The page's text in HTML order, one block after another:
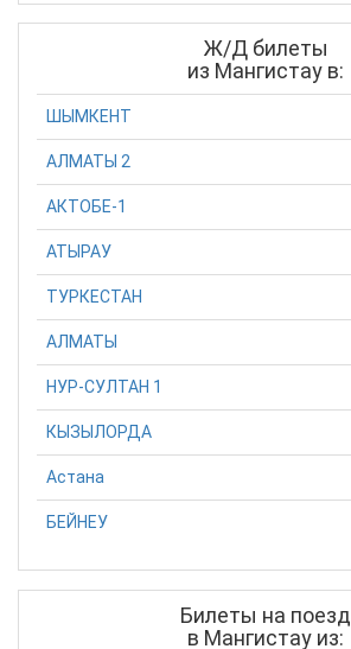
Ж/Д билеты
из Мангистау в:
ШЫМКЕНТ
АЛМАТЫ 2
АКТОБЕ-1
АТЫРАУ
ТУРКЕСТАН
АЛМАТЫ
НУР-СУЛТАН 1
КЫЗЫЛОРДА
Астана
БЕЙНЕУ
Билеты на поезд
в Мангистау из: